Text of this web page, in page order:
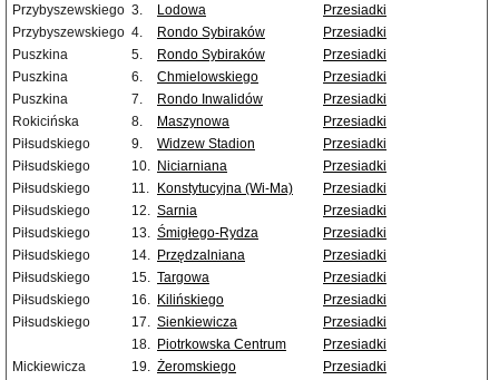
Przybyszewskiego 3. Lodowa
Przesiadki
Przybyszewskiego 4. Rondo Sybiraków
Przesiadki
Puszkina
5. Rondo Sybiraków
Przesiadki
Puszkina
6. Chmielowskiego
Przesiadki
Puszkina
7. Rondo Inwalidów
Przesiadki
Rokicińska
8. Maszynowa
Przesiadki
Piłsudskiego
9. Widzew Stadion
Przesiadki
Piłsudskiego
10. Niciarniana
Przesiadki
Piłsudskiego
11. Konstytucyjna (Wi-Ma)
Przesiadki
Piłsudskiego
12. Sarnia
Przesiadki
Piłsudskiego
13. Śmigłego-Rydza
Przesiadki
Piłsudskiego
14. Przędzalniana
Przesiadki
Piłsudskiego
15. Targowa
Przesiadki
Piłsudskiego
16. Kilińskiego
Przesiadki
Piłsudskiego
17. Sienkiewicza
Przesiadki
18. Piotrkowska Centrum
Przesiadki
Mickiewicza
19. Żeromskiego Przesiadki